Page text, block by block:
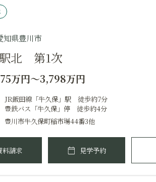
知県豊川市
北 第1次
万円～3,798万円
JR飯田線「牛久保」駅 徒歩約7分
豊鉄バス「牛久保」停 徒歩約4分
豊川市牛久保町稲市場44番3他
料請求 見学予約